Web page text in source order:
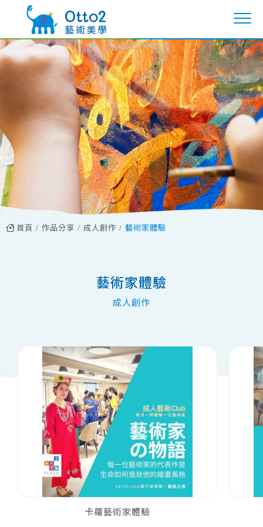
首頁 作品分享 成人創作 藝術家體驗
藝術家體驗
成人創作
卡蘿藝術家體驗